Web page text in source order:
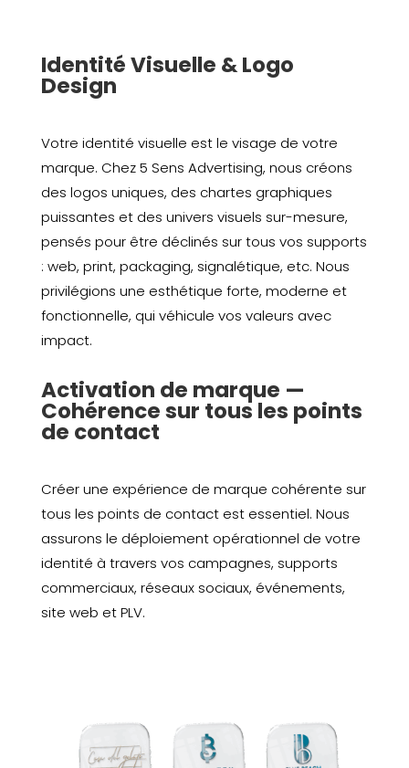
Identité Visuelle & Logo
Design
Votre identité visuelle est le visage de votre
marque. Chez 5 Sens Advertising, nous créons
des logos uniques, des chartes graphiques
puissantes et des univers visuels sur-mesure,
pensés pour être déclinés sur tous vos supports
: web, print, packaging, signalétique, etc. Nous
privilégions une esthétique forte, moderne et
fonctionnelle, qui véhicule vos valeurs avec
impact.
Activation de marque —
Cohérence sur tous les points
de contact
Créer une expérience de marque cohérente sur
tous les points de contact est essentiel. Nous
assurons le déploiement opérationnel de votre
identité à travers vos campagnes, supports
commerciaux, réseaux sociaux, événements,
site web et PLV.